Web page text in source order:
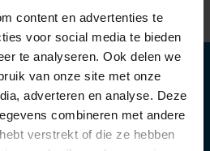
content en advertenties te
voor social media te bieden
te analyseren. Ook delen we
van onze site met onze
adverteren en analyse. Deze
combineren met andere
verstrekt of die ze hebben
Abonneer